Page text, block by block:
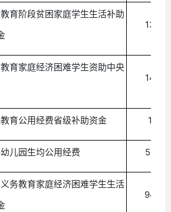
育阶段贫困家庭学生生活补助
13.92
育家庭经济困难学生资助中央
14.53
育公用经费省级补助资金 1.45
儿园生均公用经费 56.22
务教育家庭经济困难学生生活
94.37